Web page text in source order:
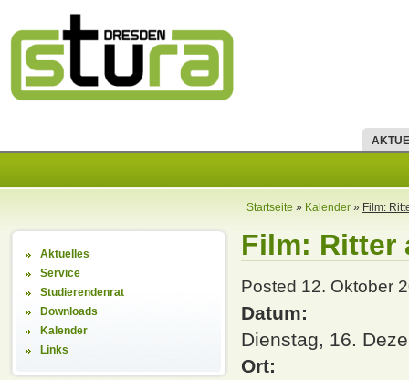
Startseite » Kalender» Film:
Aktuelles
Service
Studierendenrat
Downloads
Kalender
Links
Film: Ritter
Posted 12. Oktober
Datum:
Dienstag, 16.
Ort: